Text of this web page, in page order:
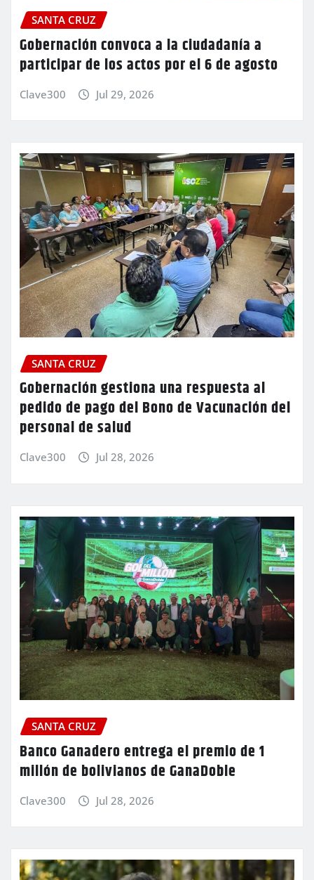
SANTA CRUZ
Gobernación convoca a la ciudadanía a
participar de los actos por el 6 de agosto
Clave300 Jul 29, 2026
SANTA CRUZ
Gobernación gestiona una respuesta al
pedido de pago del Bono de Vacunación del
personal de salud
Clave300 Jul 28, 2026
SANTA CRUZ
Banco Ganadero entrega el premio de 1
millón de bolivianos de GanaDoble
Clave300 Jul 28, 2026